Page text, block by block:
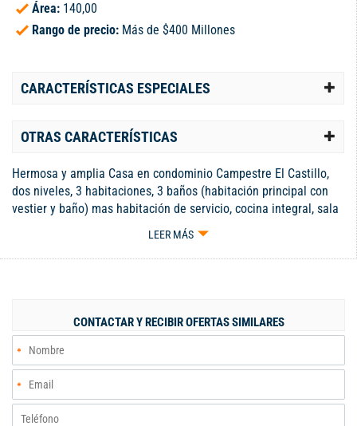
Área: 140,00
Rango de precio: Más de $400 Millones
CARACTERÍSTICAS ESPECIALES
OTRAS CARACTERÍSTICAS
Hermosa y amplia Casa en condominio Campestre El Castillo,
dos niveles, 3 habitaciones, 3 baños (habitación principal con
vestier y baño) mas habitación de servicio, cocina integral, sala
comedor, estudio, sala de visitas, zona de aseo, patio trasero
con Portería 24/7, piscina, salón social, juegos infantiles,
LEER MÁS
CONTACTAR Y RECIBIR OFERTAS SIMILARES